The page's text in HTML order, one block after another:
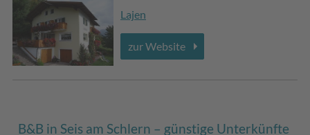
Lajen
zur Website
B&B in Seis am Schlern – günstige Unterkünfte